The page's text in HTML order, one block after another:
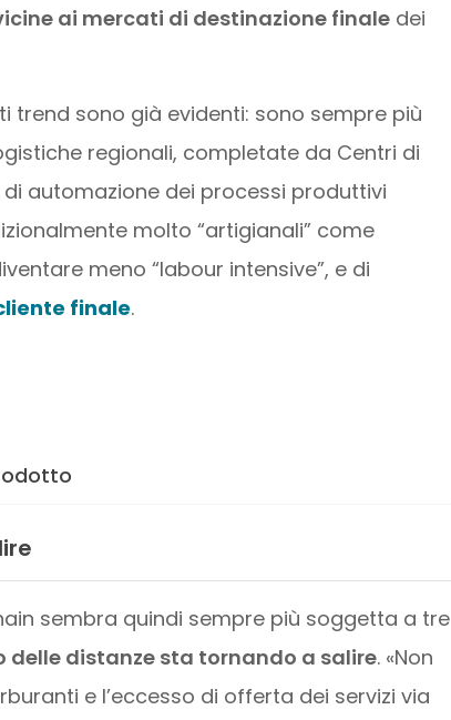
ai mercati di destinazione finaledei
trend sono già evidenti: sono sempre più
regionali, completate da Centri di
automazione dei processi produttivi
molto “artigianali” come
meno “labour intensive”, e di
finale.
sembra quindi sempre più soggetta a tre
delle distanze sta tornando a salire. «Non
e l’eccesso di offerta dei servizi via